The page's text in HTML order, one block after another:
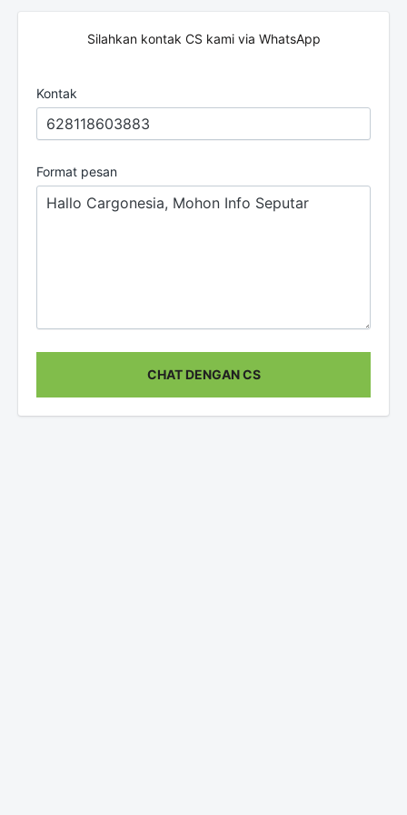
Silahkan kontak CS kami via WhatsApp
Kontak
Format pesan
CHAT DENGAN CS